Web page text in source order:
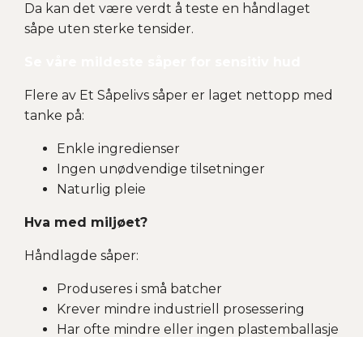
Da kan det være verdt å teste en håndlaget
såpe uten sterke tensider.
Flere av Et Såpelivs såper er laget nettopp med
tanke på:
Enkle ingredienser
Ingen unødvendige tilsetninger
Naturlig pleie
Hva med miljøet?
Håndlagde såper:
Produseres i små batcher
Krever mindre industriell prosessering
Har ofte mindre eller ingen plastemballasje